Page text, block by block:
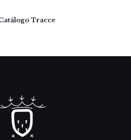
Tracce